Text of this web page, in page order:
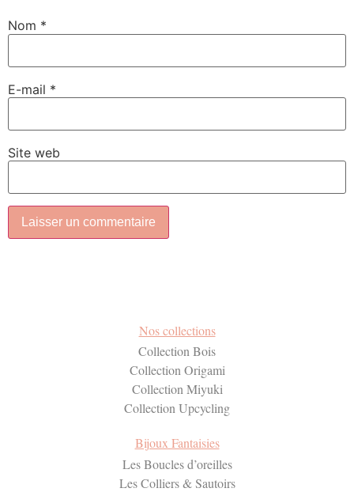
Nom *
E-mail *
Site web
Nos collections
Collection Bois
Collection Origami
Collection Miyuki
Collection Upcycling
Bijoux Fantaisies
Les Boucles d’oreilles
Les Colliers & Sautoirs